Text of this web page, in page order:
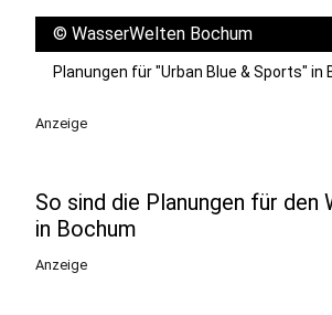
© WasserWelten Bochum
Planungen für "Urban Blue & Sports" in
Anzeige
So sind die Planungen für den
in Bochum
Anzeige